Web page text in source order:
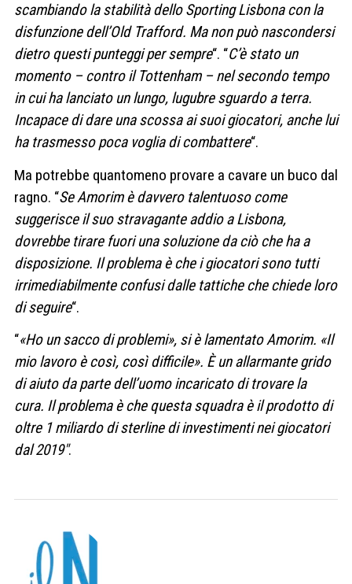
scambiando la stabilità dello Sporting Lisbona con la
disfunzione dell’Old Trafford. Ma non può nascondersi
dietro questi punteggi per sempre“. “C’è stato un
momento – contro il Tottenham – nel secondo tempo
in cui ha lanciato un lungo, lugubre sguardo a terra.
Incapace di dare una scossa ai suoi giocatori, anche lui
ha trasmesso poca voglia di combattere“.
Ma potrebbe quantomeno provare a cavare un buco dal
ragno. “Se Amorim è davvero talentuoso come
suggerisce il suo stravagante addio a Lisbona,
dovrebbe tirare fuori una soluzione da ciò che ha a
disposizione. Il problema è che i giocatori sono tutti
irrimediabilmente confusi dalle tattiche che chiede loro
di seguire“.
“«Ho un sacco di problemi», si è lamentato Amorim. «Il
mio lavoro è così, così difficile». È un allarmante grido
di aiuto da parte dell’uomo incaricato di trovare la
cura. Il problema è che questa squadra è il prodotto di
oltre 1 miliardo di sterline di investimenti nei giocatori
dal 2019″.